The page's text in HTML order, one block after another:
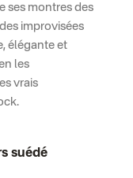
ses montres des
improvisées
élégante et
les
vrais
suédé